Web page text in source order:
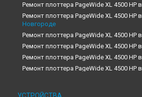
Ремонт плоттера PageWide XL 4500 HP в
Ремонт плоттера PageWide XL 4500 HP в
Новгороде
Ремонт плоттера PageWide XL 4500 HP в
Ремонт плоттера PageWide XL 4500 HP в
Ремонт плоттера PageWide XL 4500 HP в
Ремонт плоттера PageWide XL 4500 HP в
Ремонт плоттера PageWide XL 4500 HP в